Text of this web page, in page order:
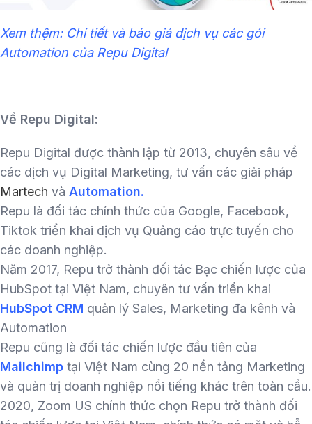
Xem thệm: Chi tiết và báo giá dịch vụ các gói
Automation của Repu Digital
Về Repu Digital:
Repu Digital được thành lập từ 2013, chuyên sâu về
các dịch vụ Digital Marketing, tư vấn các giải pháp
Martech và Automation.
Repu là đối tác chính thức của Google, Facebook,
Tiktok triển khai dịch vụ Quảng cáo trực tuyến cho
các doanh nghiệp.
Năm 2017, Repu trở thành đối tác Bạc chiến lược của
HubSpot tại Việt Nam, chuyên tư vấn triển khai
HubSpot CRM quản lý Sales, Marketing đa kênh và
Automation
Repu cũng là đối tác chiến lược đầu tiên của
Mailchimp tại Việt Nam cùng 20 nền tảng Marketing
và quản trị doanh nghiệp nổi tiếng khác trên toàn cầu.
2020, Zoom US chính thức chọn Repu trở thành đối